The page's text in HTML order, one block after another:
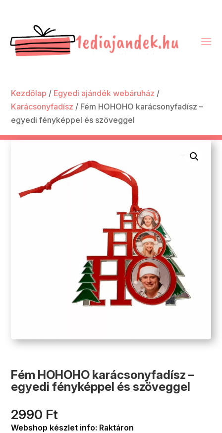
Kezdőlap / Egyedi ajándék webáruház /
Karácsonyfadísz / Fém HOHOHO karácsonyfadísz –
egyedi fényképpel és szöveggel
Fém HOHOHO karácsonyfadísz –
egyedi fényképpel és szöveggel
2990 Ft
Webshop készlet info: Raktáron